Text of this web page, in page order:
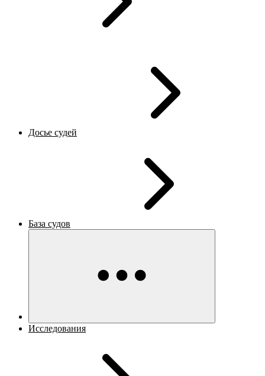
Досье судей
База судов
Исследования